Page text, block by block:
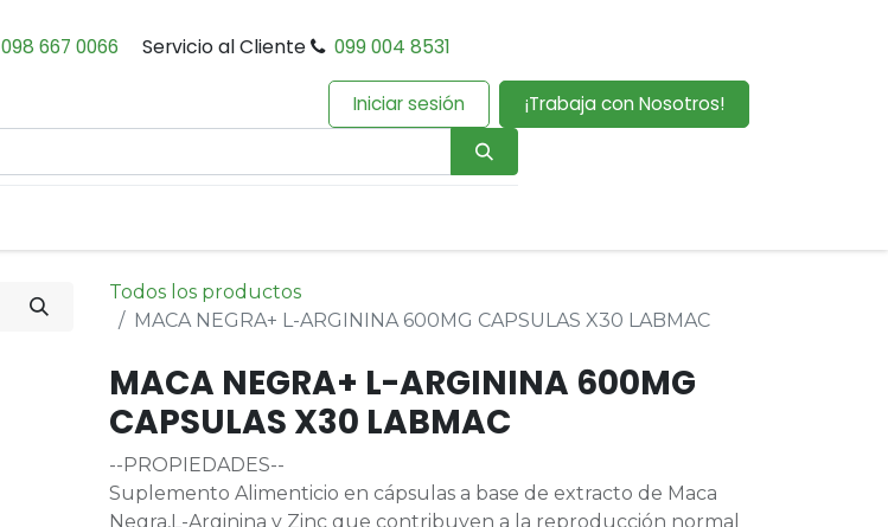
098 667 0066 Servicio al Cliente 099 004 8531
Iniciar sesión ¡Trabaja con Nosotros!
Todos los productos
MACA NEGRA+ L-ARGININA 600MG CAPSULAS X30 LABMAC
MACA NEGRA+ L-ARGININA 600MG
CAPSULAS X30 LABMAC
--PROPIEDADES--
Suplemento Alimenticio en cápsulas a base de extracto de Maca
Negra,L-Arginina y Zinc que contribuyen a la reproducción normal